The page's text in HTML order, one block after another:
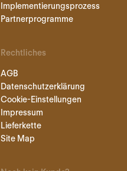
Implementierungsprozess
Partnerprogramme
Rechtliches
AGB
Datenschutzerklärung
Cookie-Einstellungen
Impressum
Lieferkette
Site Map